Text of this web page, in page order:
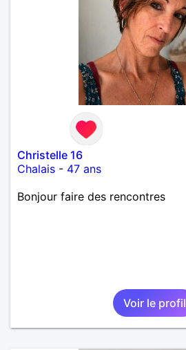
Christelle 16
Chalais - 47 ans
Bonjour faire des rencontres
Voir le profil